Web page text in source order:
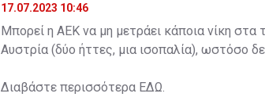
17.07.2023 10:46
Μπορεί η ΑΕΚ να μη μετράει κάποια νίκη στα
Αυστρία (δύο ήττες, μια ισοπαλία), ωστόσο
Διαβάστε περισσότερα ΕΔΩ